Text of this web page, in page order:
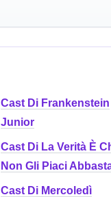
Cast Di Frankenstein
Junior
Cast Di La Verità È
Non Gli Piaci
Cast Di Mercoledì